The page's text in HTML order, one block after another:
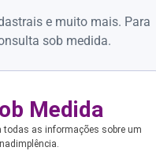
e muito mais. Para
sob medida.
Medida
todas as informações sobre um